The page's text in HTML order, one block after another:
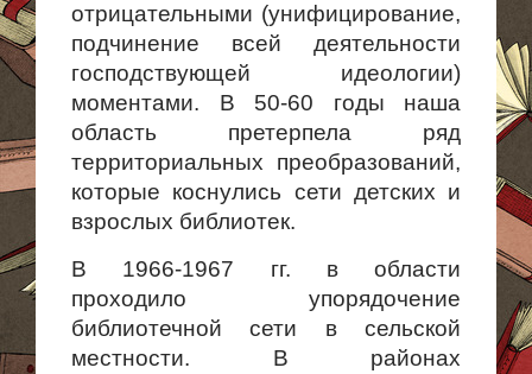
отрицательными (унифицирование,
подчи­нение всей деятельности
господствующей идеологии)
моментами. В 50-60 годы наша
область претерпела ряд
территориальных прео­бразований,
которые коснулись сети детских и
взрослых библиотек.
В 1966-1967 гг. в области
проходило упорядочение
библиотечной сети в сельской
местности. В районах